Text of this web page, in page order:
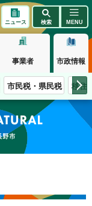
ニュース 検索 MENU
事業者 市政情報
市民税・県民税 移住
長野市